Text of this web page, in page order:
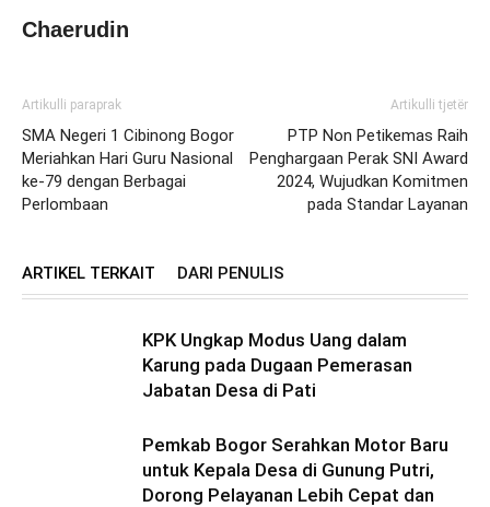
Chaerudin
Artikulli paraprak
SMA Negeri 1 Cibinong Bogor
Meriahkan Hari Guru Nasional
ke-79 dengan Berbagai
Perlombaan
Artikulli tjetër
PTP Non Petikemas Raih
Penghargaan Perak SNI Award
2024, Wujudkan Komitmen
pada Standar Layanan
ARTIKEL TERKAIT DARI PENULIS
KPK Ungkap Modus Uang dalam
Karung pada Dugaan Pemerasan
Jabatan Desa di Pati
Pemkab Bogor Serahkan Motor Baru
untuk Kepala Desa di Gunung Putri,
Dorong Pelayanan Lebih Cepat dan